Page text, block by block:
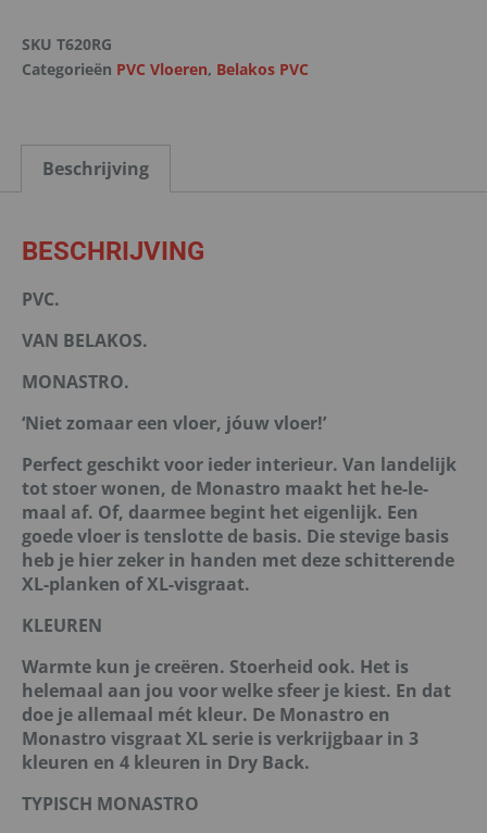
SKU T620RG
Categorieën PVC Vloeren, Belakos PVC
Beschrijving
BESCHRIJVING
PVC.
VAN BELAKOS.
MONASTRO.
‘Niet zomaar een vloer, jóuw vloer!’
Perfect geschikt voor ieder interieur. Van landelijk
tot stoer wonen, de Monastro maakt het he-le-
maal af. Of, daarmee begint het eigenlijk. Een
goede vloer is tenslotte de basis. Die stevige basis
heb je hier zeker in handen met deze schitterende
XL-planken of XL-visgraat.
KLEUREN
Warmte kun je creëren. Stoerheid ook. Het is
helemaal aan jou voor welke sfeer je kiest. En dat
doe je allemaal mét kleur. De Monastro en
Monastro visgraat XL serie is verkrijgbaar in 3
kleuren en 4 kleuren in Dry Back.
TYPISCH MONASTRO